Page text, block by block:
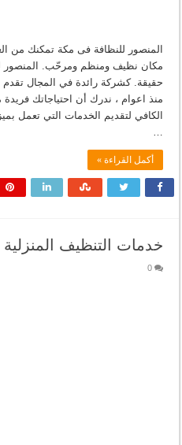
المنصور للنظافة فى مكة تمكنك من
مكان نظيف ومنظم ومرحّب. المنصور
حقيقة. كشركة رائدة في المجال تقدم
منذ اعوام ، ندرك أن احتياجاتك
الكافي لتقديم الخدمات التي تعمل
أكمل القراءة »
خدمات التنظيف
0